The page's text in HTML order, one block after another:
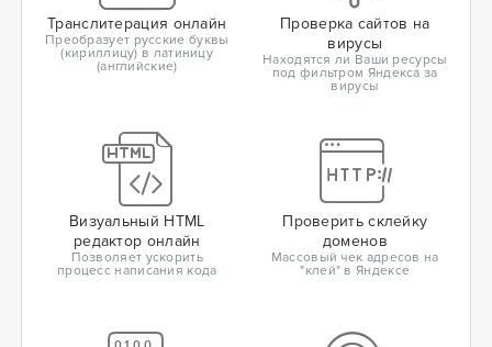
Транслитерация онлайн
Преобразует русские буквы
(кириллицу) в латиницу
(английские)
Проверка сайтов на
вирусы
Находятся ли Ваши ресурсы
под фильтром Яндекса за
вирусы
Визуальный HTML
редактор онлайн
Позволяет ускорить
процесс написания кода
Проверить склейку
доменов
Массовый чек адресов на
"клей" в Яндексе